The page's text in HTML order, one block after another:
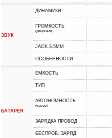
ЗВУК
ДИНАМИКИ
ГРОМКОСТЬ
(децибел)
JACK 3.5MM
ОСОБЕННОСТИ
БАТАРЕЯ
ЕМКОСТЬ
ТИП
АВТОНОМНОСТЬ
(часов)
ЗАРЯДКА ПРОВОД
БЕСПРОВ. ЗАРЯД.